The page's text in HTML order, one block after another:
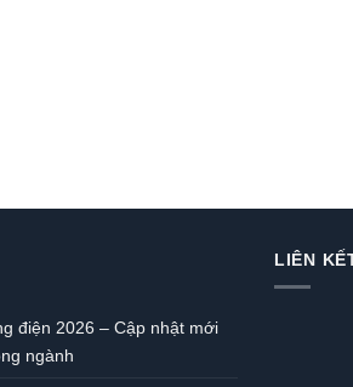
điện 2026 – Cập nhật mới
ngành
LIÊN